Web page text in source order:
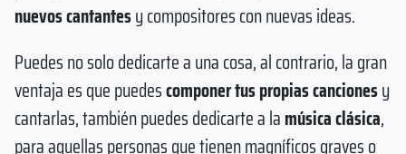
nuevos cantantesy compositores con nuevas ideas.
Puedes no solo dedicarte a una cosa, al contrario, la gran
ventaja es que puedescomponer tus propias cancionesy
cantarlas, también puedes dedicarte a lamúsica clásica,
para aquellas personas que tienen magníficos graves o